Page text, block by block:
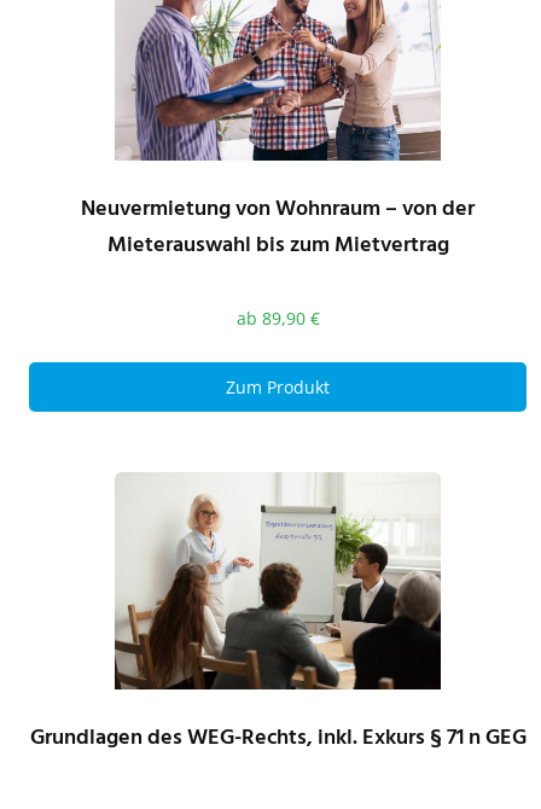
Neuvermietung von Wohnraum – von der
Mieterauswahl bis zum Mietvertrag
ab 89,90 €
Zum Produkt
Grundlagen des WEG-Rechts, inkl. Exkurs § 71 n GEG